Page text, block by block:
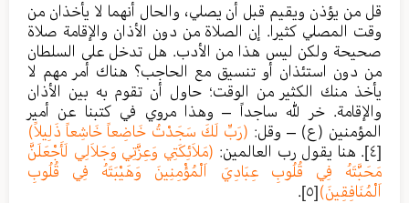
قل من يؤذن ويقيم قبل أن يصلي، والحال أنهما لا يأخذان من
وقت المصلي كثيرا. إن الصلاة من دون الأذان والإقامة صلاة
صحيحة ولكن ليس هذا من الأدب. هل تدخل على السلطان
من دون استئذان أو تنسيق مع الحاجب؟ هناك أمر مهم لا
يأخذ منك الكثير من الوقت؛ حاول أن تقوم به بين الأذان
والإقامة. خر لله ساجداً – وهذا مروي في كتبنا عن أمير
المؤمنين (ع) – وقل: (رَبِّ لَكَ سَجَدْتُ خَاضِعاً خَاشِعاً ذَلِيلاً)
[٤]
. هنا يقول رب العالمين: (مَلاَئِكَتِي وَعِزَّتِي وَجَلاَلِي لَأَجْعَلَنَّ
مَحَبَّتَهُ فِي قُلُوبِ عِبَادِيَ اَلْمُؤْمِنِينَ وَهَيْبَتَهُ فِي قُلُوبِ
اَلْمُنَافِقِينَ)[٥] .